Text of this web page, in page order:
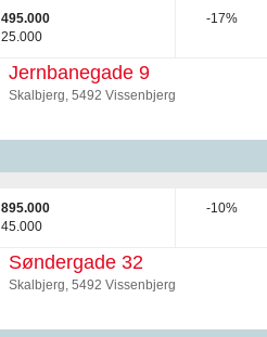
495.000
25.000
-17%
Jernbanegade 9
Skalbjerg, 5492 Vissenbjerg
895.000
45.000
-10%
Søndergade 32
Skalbjerg, 5492 Vissenbjerg